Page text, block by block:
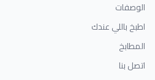
الوصفات
اطبخ باللي عندك
المطابخ
اتصل بنا